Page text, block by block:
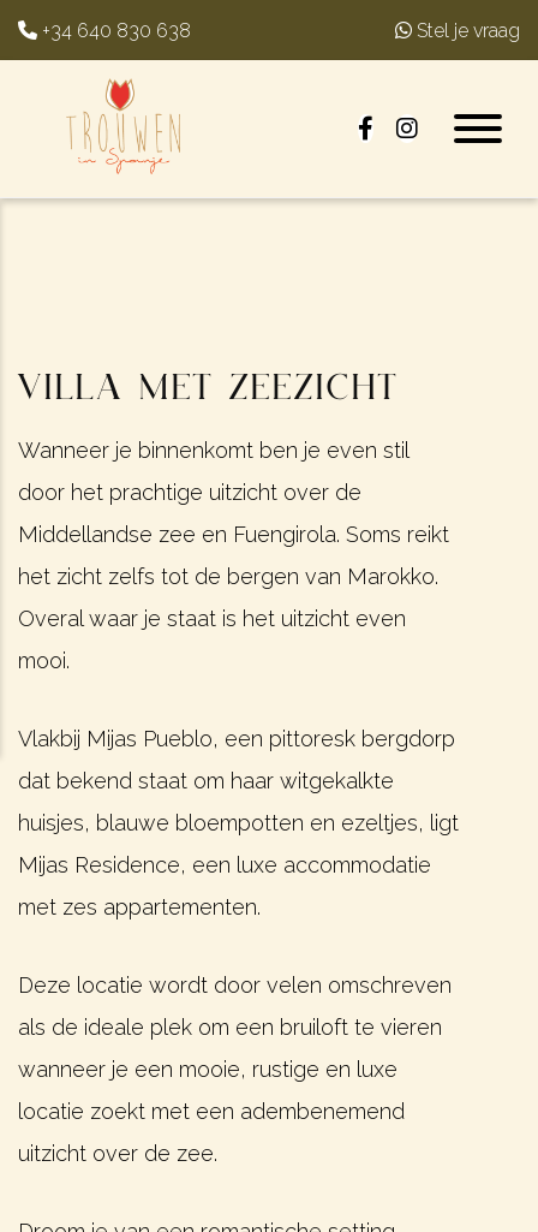
+34 640 830 638 Stel je vraag
Villa met zeezicht
Wanneer je binnenkomt ben je even stil
door het prachtige uitzicht over de
Middellandse zee en Fuengirola. Soms reikt
het zicht zelfs tot de bergen van Marokko.
Overal waar je staat is het uitzicht even
mooi.
Vlakbij Mijas Pueblo, een pittoresk bergdorp
dat bekend staat om haar witgekalkte
huisjes, blauwe bloempotten en ezeltjes, ligt
Mijas Residence, een luxe accommodatie
met zes appartementen.
Deze locatie wordt door velen omschreven
als de ideale plek om een bruiloft te vieren
wanneer je een mooie, rustige en luxe
locatie zoekt met een adembenemend
uitzicht over de zee.